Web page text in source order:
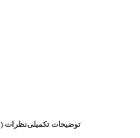
توضیحات تکمیلینظرات (0)